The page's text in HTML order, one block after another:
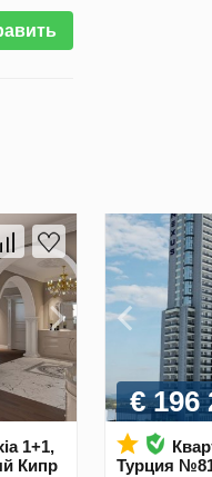
1+1,
Кипр
€ 196
Турция